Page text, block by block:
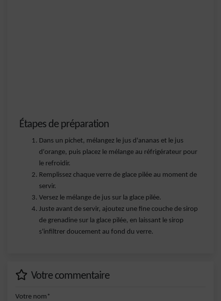
Étapes de préparation
Dans un pichet, mélangez le jus d'ananas et le jus
d'orange, puis placez le mélange au réfrigérateur pour
le refroidir.
Remplissez chaque verre de glace pilée au moment de
servir.
Versez le mélange de jus sur la glace pilée.
Juste avant de servir, ajoutez une fine couche de sirop
de grenadine sur la glace pilée, en laissant le sirop
s'infiltrer doucement au fond du verre.
Votre commentaire
Votre nom*